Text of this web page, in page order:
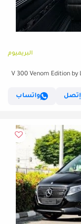
البريميوم
إتصل
واتساب